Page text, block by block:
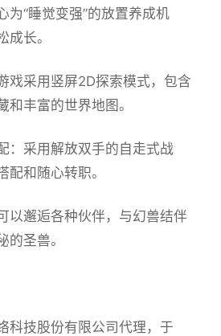
为“睡觉变强”的放置养成机
成长。
戏采用竖屏2D探索模式，包含
和丰富的世界地图。
：采用解放双手的自走式战
配和随心转职。
以邂逅各种伙伴，与幻兽结伴
的圣兽。
科技股份有限公司代理，于